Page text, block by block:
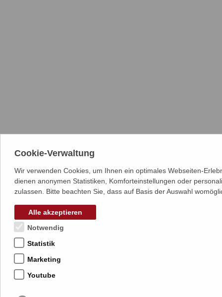
Cookie-Verwaltung
Wir verwenden Cookies, um Ihnen ein optimales Webseiten-
dienen anonymen Statistiken, Komforteinstellungen oder
zulassen. Bitte beachten Sie, dass auf Basis der Auswahl
Alle akzeptieren
Notwendig
Statistik
Marketing
Youtube